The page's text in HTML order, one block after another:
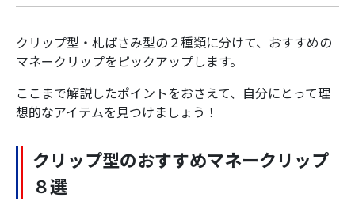
クリップ型・札ばさみ型の２種類に分けて、おすすめの
マネークリップをピックアップします。
ここまで解説したポイントをおさえて、自分にとって理
想的なアイテムを見つけましょう！
クリップ型のおすすめマネークリップ
８選